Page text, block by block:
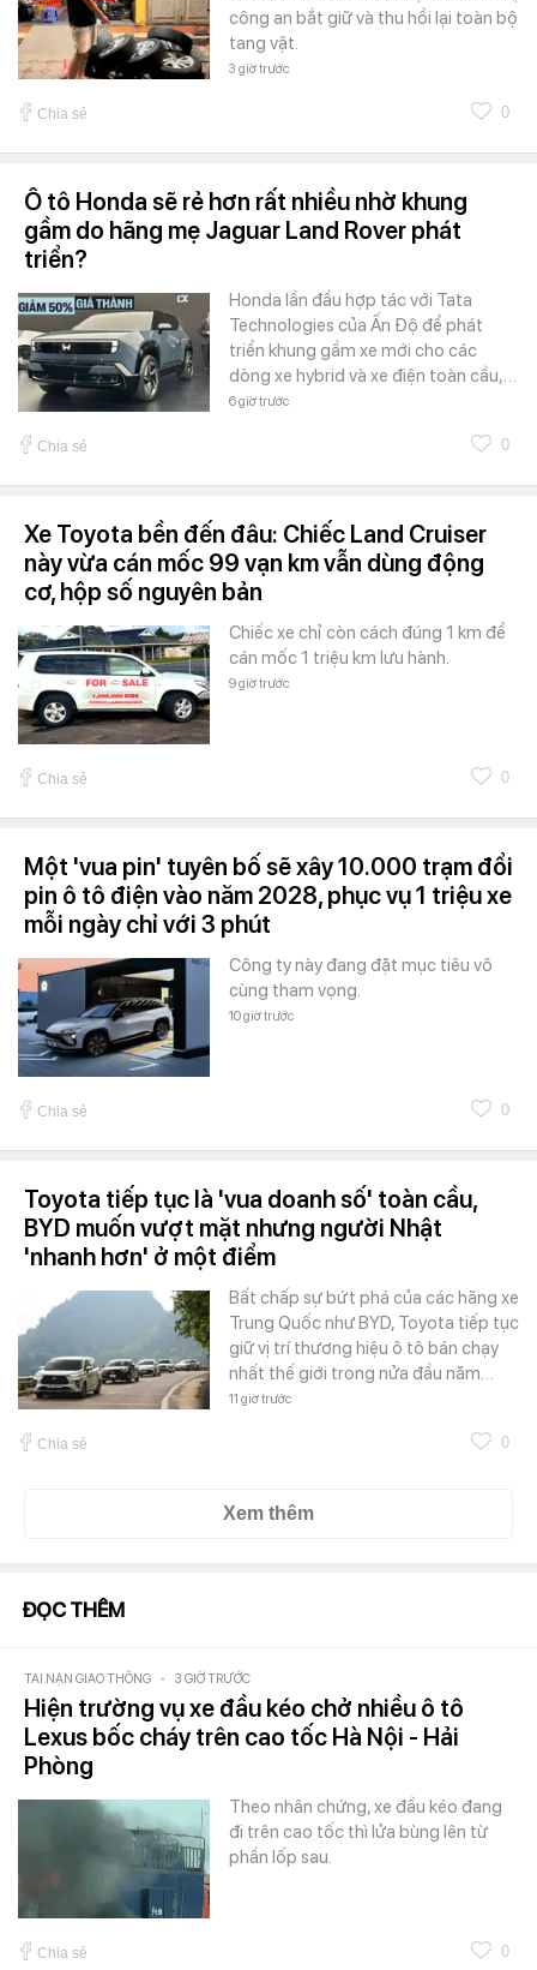
công an bắt giữ và thu hồi lại toàn bộ
tang vật.
3 giờ trước
Chia sẻ 0
Ô tô Honda sẽ rẻ hơn rất nhiều nhờ khung
gầm do hãng mẹ Jaguar Land Rover phát
triển?
Honda lần đầu hợp tác với Tata
Technologies của Ấn Độ để phát
triển khung gầm xe mới cho các
dòng xe hybrid và xe điện toàn cầu,…
6 giờ trước
Chia sẻ 0
Xe Toyota bền đến đâu: Chiếc Land Cruiser
này vừa cán mốc 99 vạn km vẫn dùng động
cơ, hộp số nguyên bản
Chiếc xe chỉ còn cách đúng 1 km để
cán mốc 1 triệu km lưu hành.
9 giờ trước
Chia sẻ 0
Một 'vua pin' tuyên bố sẽ xây 10.000 trạm đổi
pin ô tô điện vào năm 2028, phục vụ 1 triệu xe
mỗi ngày chỉ với 3 phút
Công ty này đang đặt mục tiêu vô
cùng tham vọng.
10 giờ trước
Chia sẻ 0
Toyota tiếp tục là 'vua doanh số' toàn cầu,
BYD muốn vượt mặt nhưng người Nhật
'nhanh hơn' ở một điểm
Bất chấp sự bứt phá của các hãng xe
Trung Quốc như BYD, Toyota tiếp tục
giữ vị trí thương hiệu ô tô bán chạy
nhất thế giới trong nửa đầu năm…
11 giờ trước
Chia sẻ 0
Xem thêm
ĐỌC THÊM
TAI NẠN GIAO THÔNG - 3 GIỜ TRƯỚC
Hiện trường vụ xe đầu kéo chở nhiều ô tô
Lexus bốc cháy trên cao tốc Hà Nội - Hải
Phòng
Theo nhân chứng, xe đầu kéo đang
đi trên cao tốc thì lửa bùng lên từ
phần lốp sau.
Chia sẻ 0